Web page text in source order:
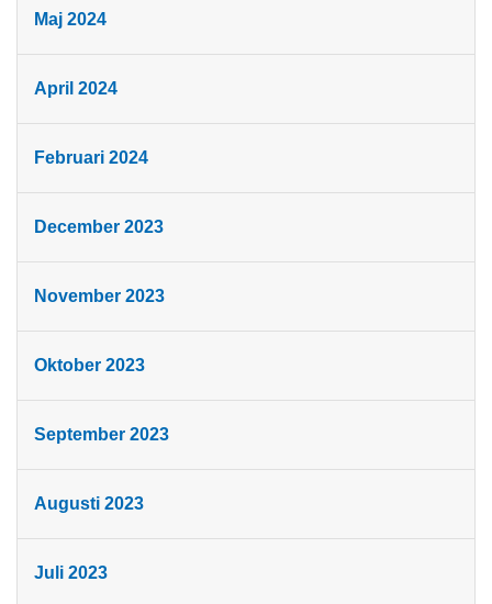
Maj 2024
April 2024
Februari 2024
December 2023
November 2023
Oktober 2023
September 2023
Augusti 2023
Juli 2023